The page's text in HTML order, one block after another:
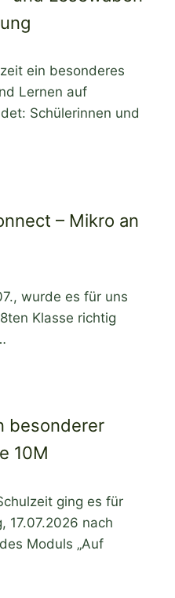
ein besonderes
Lernen auf
Schülerinnen und
– Mikro an
wurde es für uns
Klasse richtig
besonderer
10M
ging es für
17.07.2026 nach
Moduls „Auf